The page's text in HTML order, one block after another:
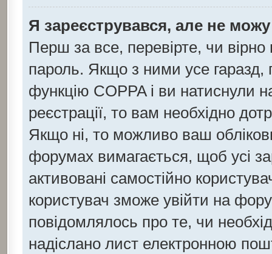
Я зареєструвався, але не
Перш за все, перевірте, чи
пароль. Якщо з ними усе
функцію COPPA і ви натиснули
реєстрації, то вам необхідно
Якщо ні, то можливо ваш
форумах вимагається, щоб усі
активовані самостійно
користувач зможе увійти на
повідомлялось про те, чи
надіслано лист електронною